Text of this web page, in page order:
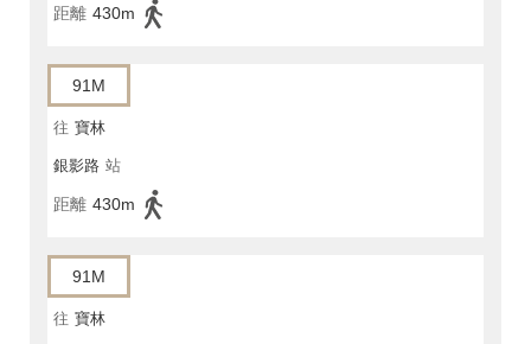
距離 430m
91M
往 寶林
銀影路 站
距離 430m
91M
往 寶林